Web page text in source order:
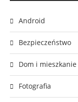
Android
Bezpieczeństwo
Dom i mieszkanie
Fotografia